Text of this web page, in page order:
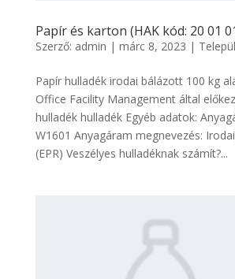
Papír és karton (HAK kód: 20 01
Szerző: admin | márc 8, 2023 |
Papír hulladék irodai bálázott 100 kg
Office Facility Management által
hulladék hulladék Egyéb adatok:
W1601 Anyagáram megnevezés:
(EPR) Veszélyes hulladéknak számít?...